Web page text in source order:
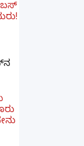
ಬಸ್​